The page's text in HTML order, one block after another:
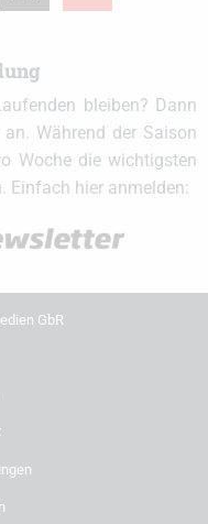
bleiben? Dann
Während der Saison
Woche die wichtigsten
Einfach hier anmelden:
GbR